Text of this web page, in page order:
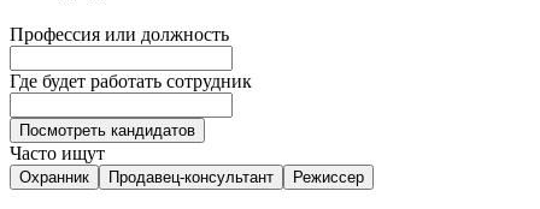
Профессия или должность
Где будет работать сотрудник
Посмотреть кандидатов
Часто ищут
Охранник Продавец-консультант Режиссер